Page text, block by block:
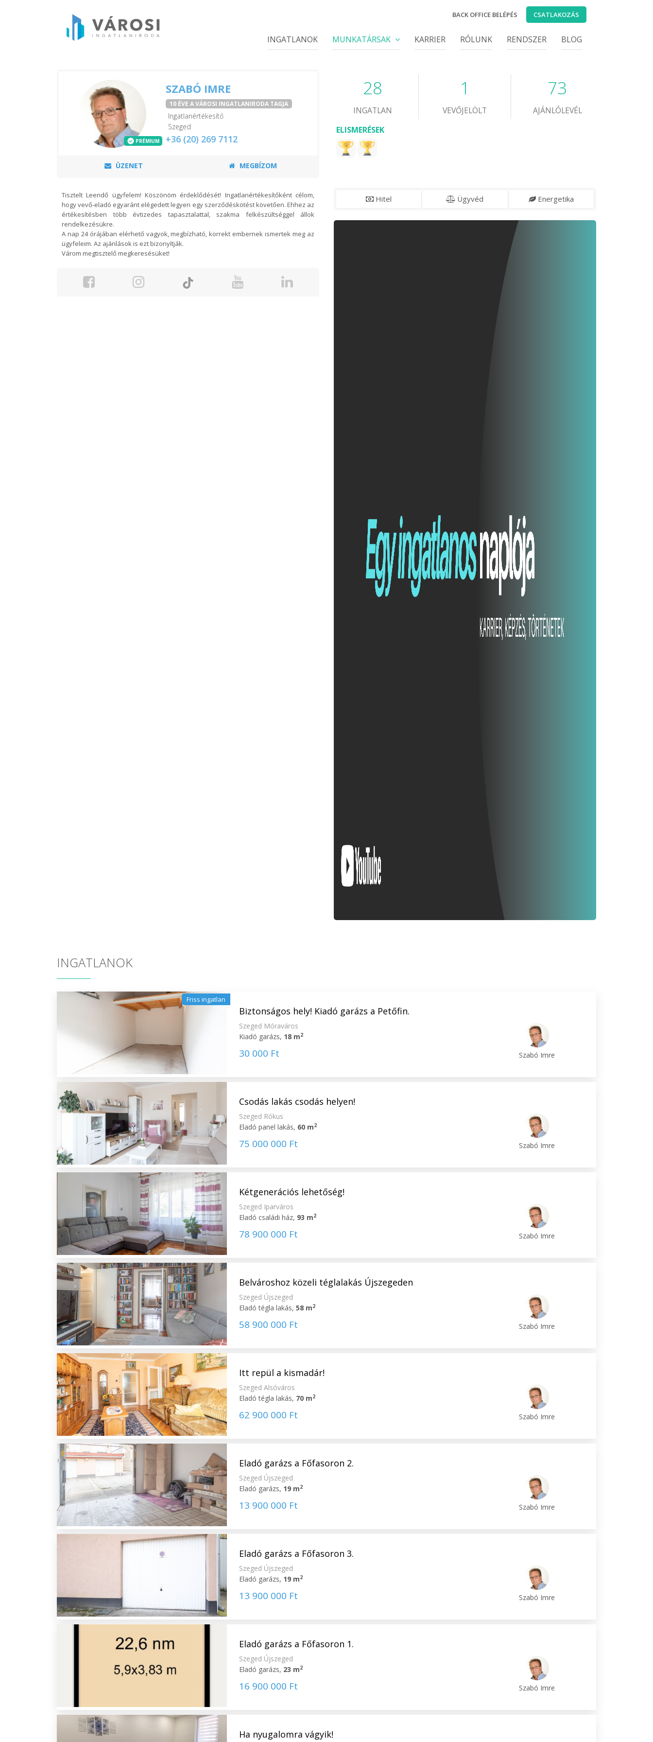
BACK OFFICE BELÉPÉS CSATLAKOZÁS
INGATLANOK MUNKATÁRSAK KARRIER RÓLUNK RENDSZER BLOG
PRÉMIUM
SZABÓ IMRE
10 ÉVE A VÁROSI INGATLANIRODA TAGJA
Ingatlanértékesítő
Szeged
+36 (20) 269 7112
ÜZENET MEGBÍZOM
28
INGATLAN
1
VEVŐJELÖLT
73
AJÁNLÓLEVÉL
ELISMERÉSEK
Tisztelt Leendő ügyfelem! Köszönöm érdeklődését! Ingatlanértékesítőként célom,
hogy vevő-eladó egyaránt elégedett legyen egy szerződéskötést követően. Ehhez az
értékesítésben több évtizedes tapasztalattal, szakma felkészültséggel állok
rendelkezésükre.
A nap 24 órájában elérhető vagyok, megbízható, korrekt embernek ismertek meg az
ügyfeleim. Az ajánlások is ezt bizonyítják.
Várom megtisztelő megkeresésüket!
Hitel Ügyvéd Energetika
INGATLANOK
Friss ingatlan
Biztonságos hely! Kiadó garázs a Petőfin.
Szeged Móraváros
Kiadó garázs, 18 m2
30 000 Ft Szabó Imre
Csodás lakás csodás helyen!
Szeged Rókus
Eladó panel lakás, 60 m2
75 000 000 Ft Szabó Imre
Kétgenerációs lehetőség!
Szeged Iparváros
Eladó családi ház, 93 m2
78 900 000 Ft Szabó Imre
Belvároshoz közeli téglalakás Újszegeden
Szeged Újszeged
Eladó tégla lakás, 58 m2
58 900 000 Ft Szabó Imre
Itt repül a kismadár!
Szeged Alsóváros
Eladó tégla lakás, 70 m2
62 900 000 Ft Szabó Imre
Eladó garázs a Főfasoron 2.
Szeged Újszeged
Eladó garázs, 19 m2
13 900 000 Ft Szabó Imre
Eladó garázs a Főfasoron 3.
Szeged Újszeged
Eladó garázs, 19 m2
13 900 000 Ft Szabó Imre
Eladó garázs a Főfasoron 1.
Szeged Újszeged
Eladó garázs, 23 m2
16 900 000 Ft Szabó Imre
Ha nyugalomra vágyik!